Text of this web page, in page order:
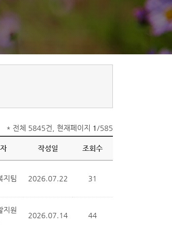
* 전체 5845건, 현재페이지 1 /585
작성일 조회수
지팀 2026.07.22 31
지원
2026.07.14 44